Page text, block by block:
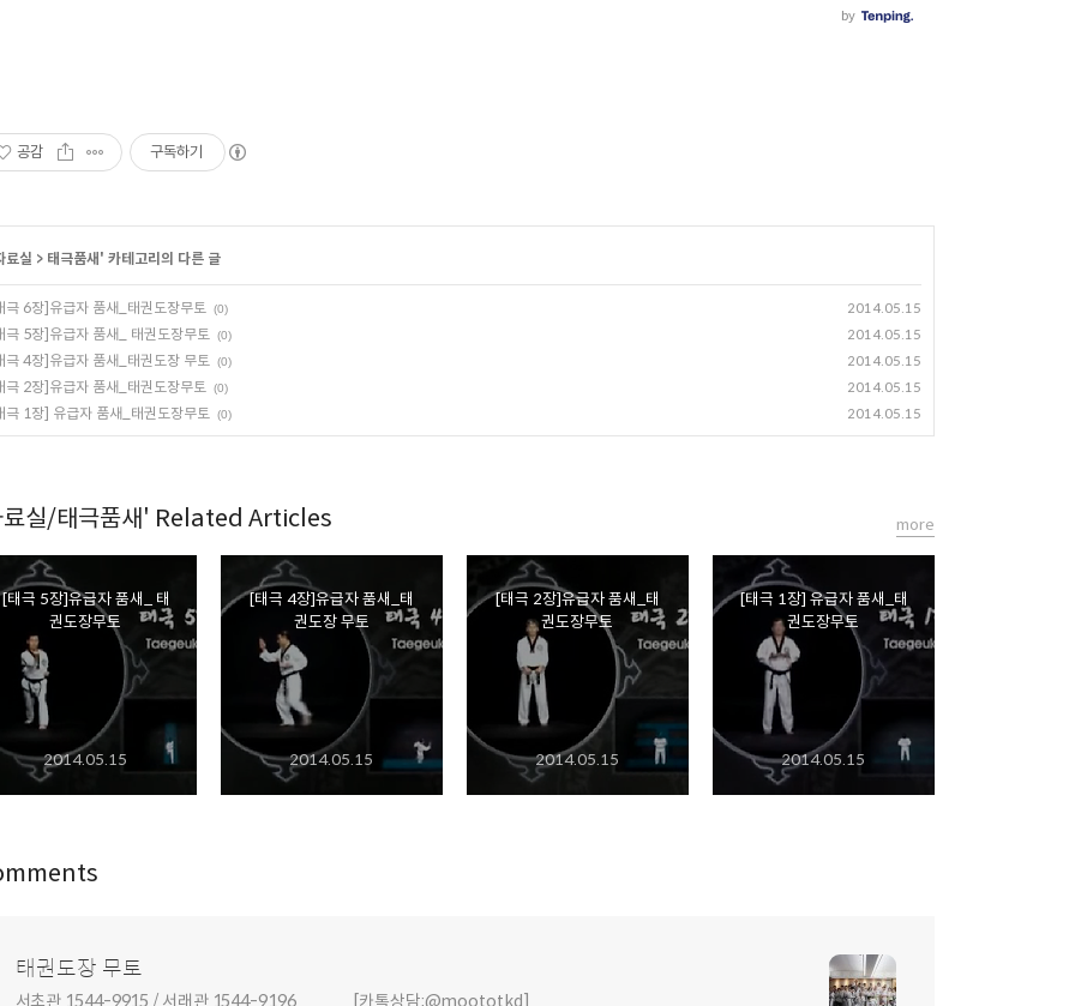
공감 구독하기
료실 > 태극품새 ' 카테고리의 다른 글
극 6장]유급자 품새_태권도장무토 (0) 2014.05.15
극 5장]유급자 품새_ 태권도장무토 (0) 2014.05.15
극 4장]유급자 품새_태권도장 무토 (0) 2014.05.15
극 2장]유급자 품새_태권도장무토 (0) 2014.05.15
극 1장] 유급자 품새_태권도장무토 (0) 2014.05.15
실/태극품새' Related Articles
[태극 5장]유급자 품새_ 태
권도장무토
2014.05.15
[태극 4장]유급자 품새_태
권도장 무토
2014.05.15
[태극 2장]유급자 품새_태
권도장무토
2014.05.15
[태극 1장] 유급자 품새_태
권도장무토
2014.05.15
more
태권도장 무토
서초관 1544-9915 / 서래관 1544-9196 [카톡상담:@moototkd]